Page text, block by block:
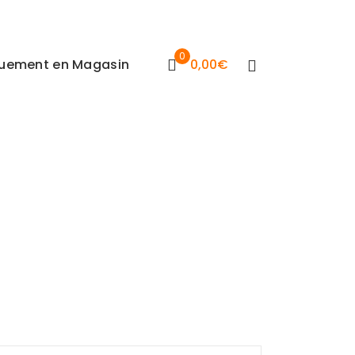
en Magasin 0 0,00€